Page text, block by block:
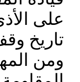
على
تاريخ
ومن